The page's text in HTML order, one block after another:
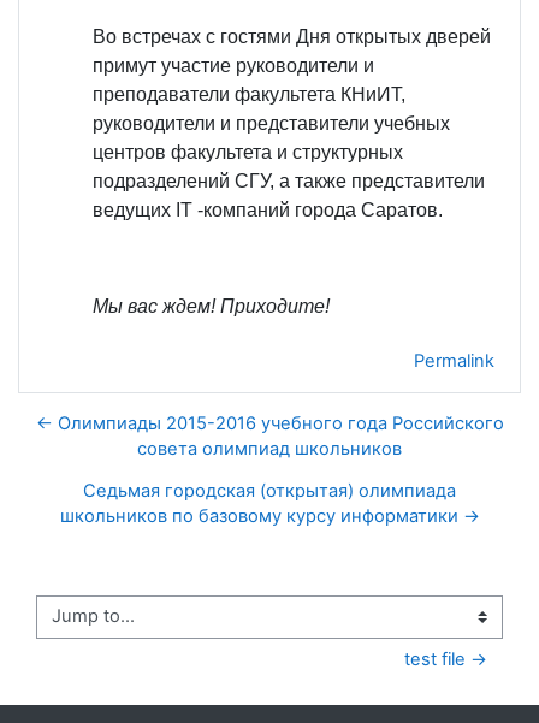
Во встречах с гостями Дня открытых дверей
примут участие руководители и
преподаватели факультета КНиИТ,
руководители и представители учебных
центров факультета и структурных
подразделений СГУ, а также представители
ведущих IT -компаний города Саратов.
Мы вас ждем! Приходите!
Permalink
← Олимпиады 2015-2016 учебного года Российского
совета олимпиад школьников
Седьмая городская (открытая) олимпиада
школьников по базовому курсу информатики →
Jump to...
test file →